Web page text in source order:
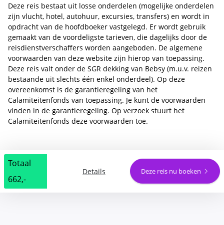
Deze reis bestaat uit losse onderdelen (mogelijke onderdelen
zijn vlucht, hotel, autohuur, excursies, transfers) en wordt in
opdracht van de hoofdboeker vastgelegd. Er wordt gebruik
gemaakt van de voordeligste tarieven, die dagelijks door de
reisdienstverschaffers worden aangeboden. De algemene
voorwaarden van deze website zijn hierop van toepassing.
Deze reis valt onder de SGR dekking van Bebsy (m.u.v. reizen
bestaande uit slechts één enkel onderdeel). Op deze
overeenkomst is de garantieregeling van het
Calamiteitenfonds van toepassing. Je kunt de voorwaarden
vinden in de garantieregeling. Op verzoek stuurt het
Calamiteitenfonds deze voorwaarden toe.
Totaal
662,-
Details Deze reis nu boeken